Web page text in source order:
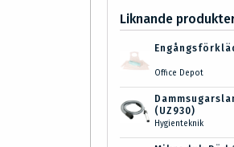
Liknande
Office Depot
(UZ930)
Hygienteknik